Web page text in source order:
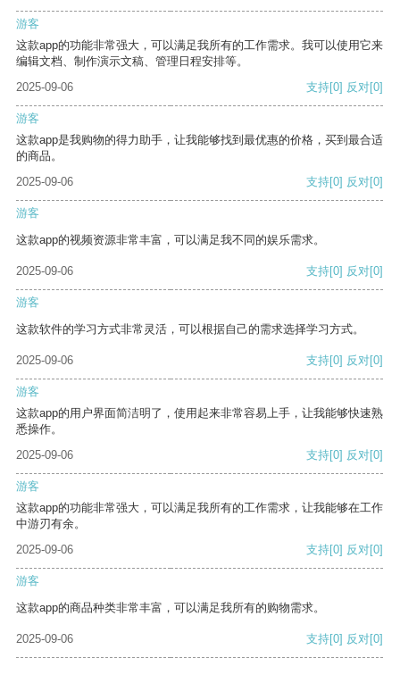
游客
这款app的功能非常强大，可以满足我所有的工作需求。我可以使用它来
编辑文档、制作演示文稿、管理日程安排等。
2025-09-06
支持[0] 反对[0]
游客
这款app是我购物的得力助手，让我能够找到最优惠的价格，买到最合适
的商品。
2025-09-06
支持[0] 反对[0]
游客
这款app的视频资源非常丰富，可以满足我不同的娱乐需求。
2025-09-06 支持[0] 反对[0]
游客
这款软件的学习方式非常灵活，可以根据自己的需求选择学习方式。
2025-09-06 支持[0] 反对[0]
游客
这款app的用户界面简洁明了，使用起来非常容易上手，让我能够快速熟
悉操作。
2025-09-06
支持[0] 反对[0]
游客
这款app的功能非常强大，可以满足我所有的工作需求，让我能够在工作
中游刃有余。
2025-09-06
支持[0] 反对[0]
游客
这款app的商品种类非常丰富，可以满足我所有的购物需求。
2025-09-06 支持[0] 反对[0]